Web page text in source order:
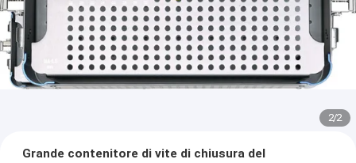
2/2
Grande contenitore di vite di chiusura del